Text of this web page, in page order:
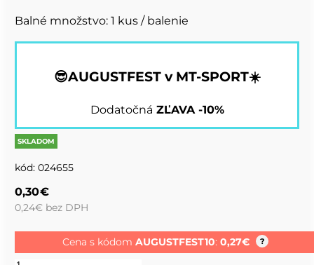
Balné množstvo: 1 kus / balenie
😎AUGUSTFEST v MT-SPORT☀️
Dodatočná ZĽAVA -10%
SKLADOM
kód: 024655
0,30€
0,24€ bez DPH
Cena s kódom AUGUSTFEST10: 0,27€ ?